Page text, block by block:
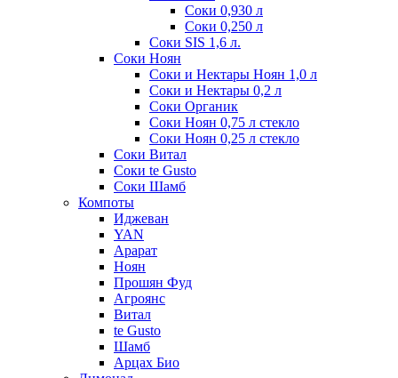
Соки 0,930 л
Соки 0,250 л
Соки SIS 1,6 л.
Соки Ноян
Соки и Нектары Ноян 1,0 л
Соки и Нектары 0,2 л
Соки Органик
Соки Ноян 0,75 л стекло
Соки Ноян 0,25 л стекло
Соки Витал
Соки te Gusto
Соки Шамб
Компоты
Иджеван
YAN
Арарат
Ноян
Прошян Фуд
Агроянс
Витал
te Gusto
Шамб
Арцах Био